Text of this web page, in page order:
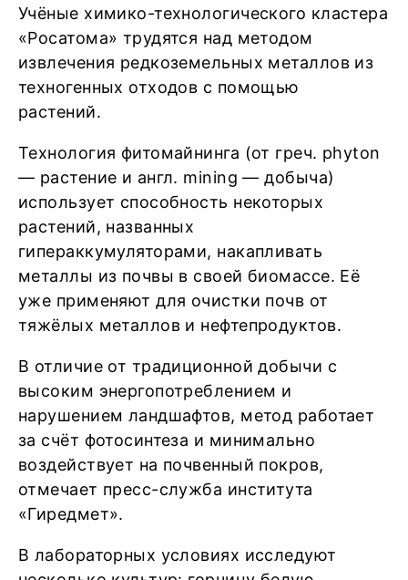
Учёные химико-технологического кластера
«Росатома» трудятся над методом
извлечения редкоземельных металлов из
техногенных отходов с помощью
растений.
Технология фитомайнинга (от греч. phyton
— растение и англ. mining — добыча)
использует способность некоторых
растений, названных
гипераккумуляторами, накапливать
металлы из почвы в своей биомассе. Её
уже применяют для очистки почв от
тяжёлых металлов и нефтепродуктов.
В отличие от традиционной добычи с
высоким энергопотреблением и
нарушением ландшафтов, метод работает
за счёт фотосинтеза и минимально
воздействует на почвенный покров,
отмечает пресс-служба института
«Гиредмет».
В лабораторных условиях исследуют